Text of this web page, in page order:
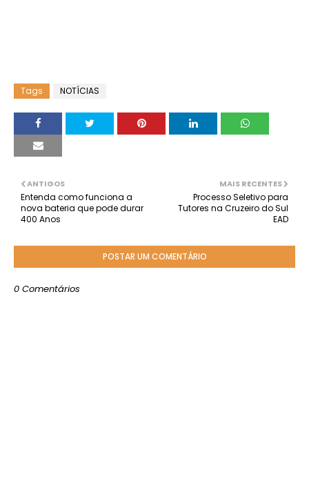
Tags NOTÍCIAS
MAIS RECENTES
Processo Seletivo para
Tutores na Cruzeiro do Sul
EAD
ANTIGOS
Entenda como funciona a
nova bateria que pode durar
400 Anos
POSTAR UM COMENTÁRIO
0 Comentários